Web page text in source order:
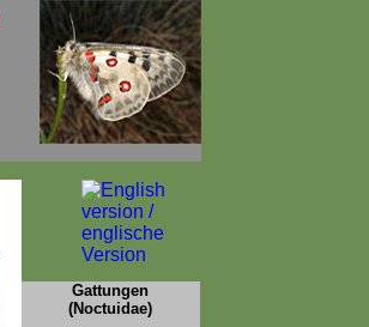
Gattungen
(Noctuidae)